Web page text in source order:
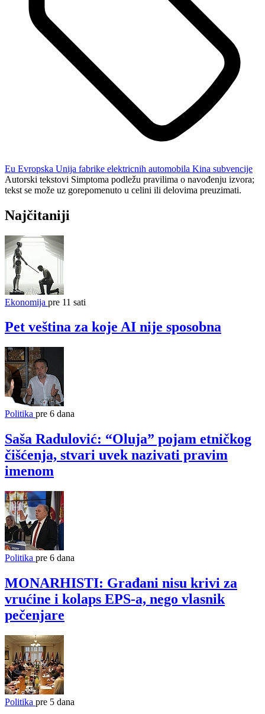
Eu Evropska Unija fabrike elektricnih automobila Kina subvencije
Autorski tekstovi Simptoma podležu pravilima o navođenju izvora;
tekst se može uz gorepomenuto u celini ili delovima preuzimati.
Najčitaniji
Ekonomija pre 11 sati
Pet veština za koje AI nije sposobna
Politika pre 6 dana
Saša Radulović: “Oluja” pojam etničkog
čišćenja, stvari uvek nazivati pravim
imenom
Politika pre 6 dana
MONARHISTI: Građani nisu krivi za
vrućine i kolaps EPS-a, nego vlasnik
pečenjare
Politika pre 5 dana